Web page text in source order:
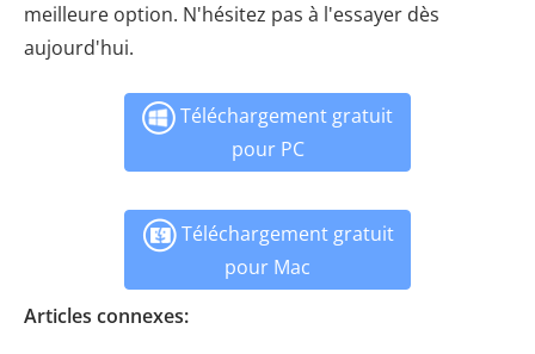
meilleure option. N'hésitez pas à l'essayer dès
aujourd'hui.
Téléchargement gratuit
pour PC
Téléchargement gratuit
pour Mac
Articles connexes: